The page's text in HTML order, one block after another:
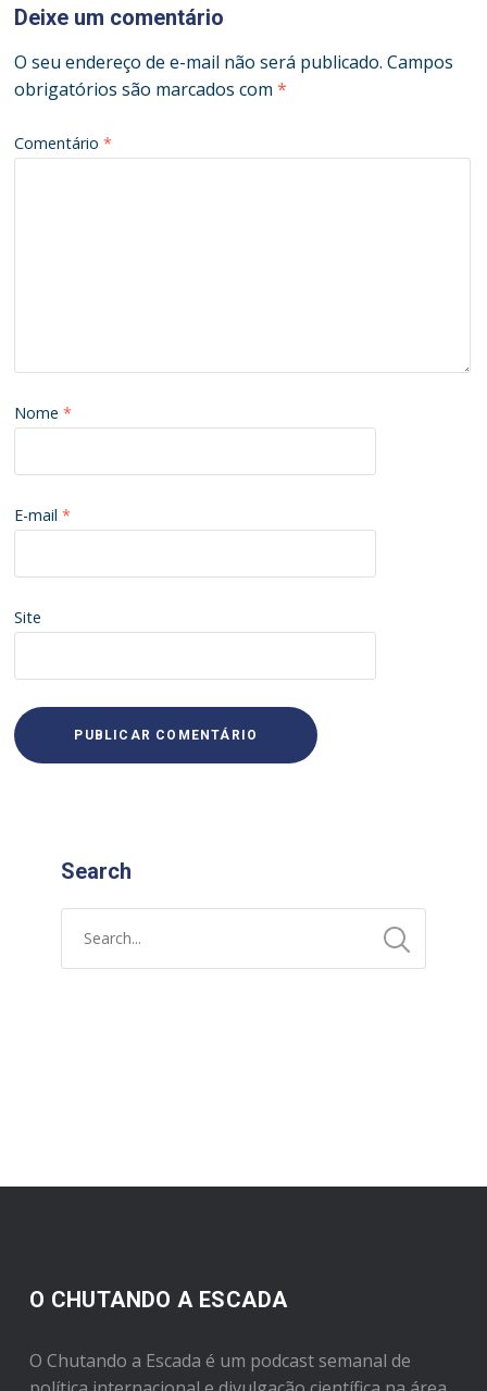
Deixe um comentário
O seu endereço de e-mail não será publicado. Campos
obrigatórios são marcados com*
Comentário*
Nome*
E-mail*
Site
Search
O CHUTANDO A ESCADA
O Chutando a Escada é um podcast semanal de